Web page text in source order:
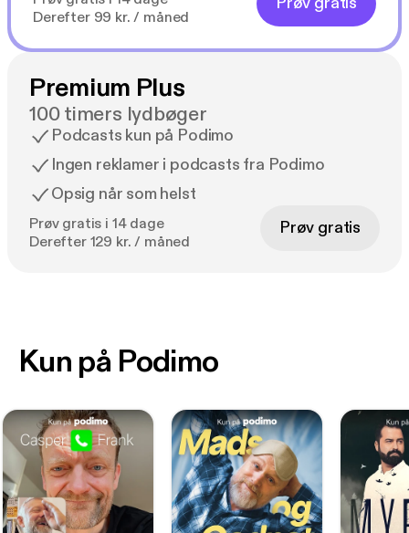
Derefter 99 kr. / måned
Premium Plus
100 timers lydbøger
Podcasts kun på Podimo
Ingen reklamer i podcasts fra Podimo
Opsig når som helst
Prøv gratis i 14 dage
Derefter 129 kr. / måned
Prøv gratis
Kun på Podimo